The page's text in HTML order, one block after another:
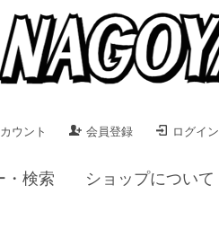
ウント 会員登録 ログイン
・検索 ショップについて